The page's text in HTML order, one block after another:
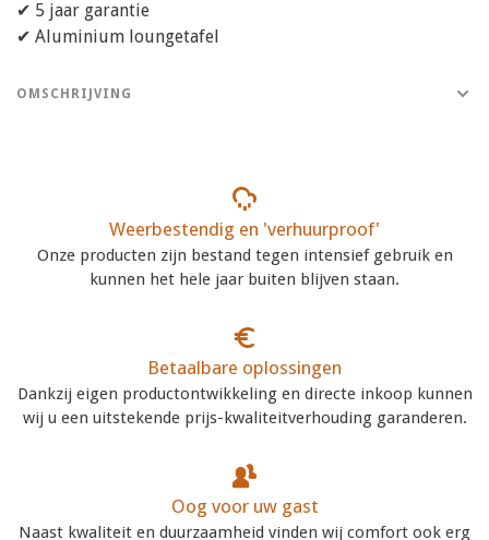
✔ 5 jaar garantie
✔ Aluminium loungetafel
OMSCHRIJVING
Weerbestendig en 'verhuurproof'
Onze producten zijn bestand tegen intensief gebruik en
kunnen het hele jaar buiten blijven staan.
Betaalbare oplossingen
Dankzij eigen productontwikkeling en directe inkoop kunnen
wij u een uitstekende prijs-kwaliteitverhouding garanderen.
Oog voor uw gast
Naast kwaliteit en duurzaamheid vinden wij comfort ook erg